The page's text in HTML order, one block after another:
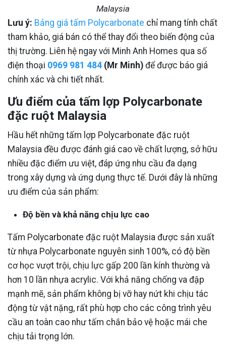
Malaysia
Lưu ý: Bảng giá tấm Polycarbonate chỉ mang tính chất
tham khảo, giá bán có thể thay đổi theo biến động của
thị trường. Liên hệ ngay với Minh Anh Homes qua số
điện thoại 0969 981 484 (Mr Minh) để được báo giá
chính xác và chi tiết nhất.
Ưu điểm của tấm lợp Polycarbonate
đặc ruột Malaysia
Hầu hết những tấm lợp Polycarbonate đặc ruột
Malaysia đều được đánh giá cao về chất lượng, sở hữu
nhiều đặc điểm ưu việt, đáp ứng nhu cầu đa dạng
trong xây dựng và ứng dụng thực tế. Dưới đây là những
ưu điểm của sản phẩm:
Độ bền và khả năng chịu lực cao
Tấm Polycarbonate đặc ruột Malaysia được sản xuất
từ nhựa Polycarbonate nguyên sinh 100%, có độ bền
cơ học vượt trội, chịu lực gấp 200 lần kính thường và
hơn 10 lần nhựa acrylic. Với khả năng chống va đập
mạnh mẽ, sản phẩm không bị vỡ hay nứt khi chịu tác
động từ vật nặng, rất phù hợp cho các công trình yêu
cầu an toàn cao như tấm chắn bảo vệ hoặc mái che
chịu tải trọng lớn.